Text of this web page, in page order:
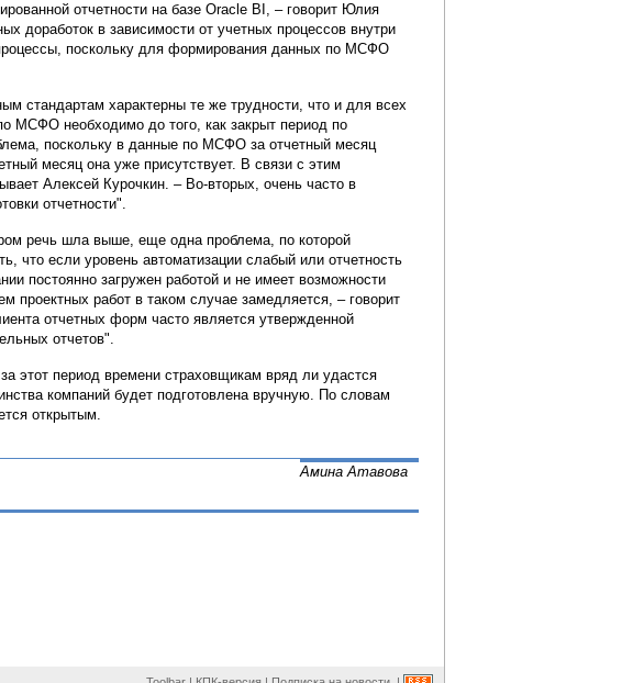
отчетности на базе Oracle BI, – говорит Юлия
доработок в зависимости от учетных процессов внутри
поскольку для формирования данных по МСФО
стандартам характерны те же трудности, что и для всех
МСФО необходимо до того, как закрыт период по
поскольку в данные по МСФО за отчетный месяц
месяц она уже присутствует. В связи с этим
Алексей Курочкин. – Во-вторых, очень часто в
отчетности".
речь шла выше, еще одна проблема, по которой
что если уровень автоматизации слабый или отчетность
постоянно загружен работой и не имеет возможности
проектных работ в таком случае замедляется, – говорит
отчетных форм часто является утвержденной
отчетов".
этот период времени страховщикам вряд ли удастся
компаний будет подготовлена вручную. По словам
открытым.
Амина Атавова